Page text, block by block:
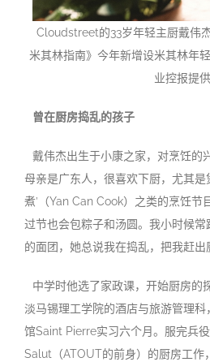
Cloudstreet的33岁年轻主厨戴伟
米其林指南》今年新增设米其林年
业控报提供
曾在厨房捣乱的孩子
戴伟杰出生于小康之家，对烹饪的
母亲是广东人，很喜欢下厨，尤其是
煮’（Yan Can Cook）之类的烹饪节
过节也会包粽子和汤圆。我小时候常
的面团，她总说我在捣乱，把我赶出
中学时他选了家政课，开始厨房的
淡马锡理工学院的酒店与旅游管理
馆Saint Pierre实习六个月。服完兵
Salut（ATOUT的前身）的厨房工作